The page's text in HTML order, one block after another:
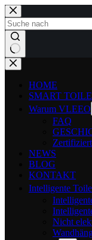
HOME
SMART
Warum VLEEO
FAQ
NEWS
BLOG
KONTAKT
Intelligente
Nicht